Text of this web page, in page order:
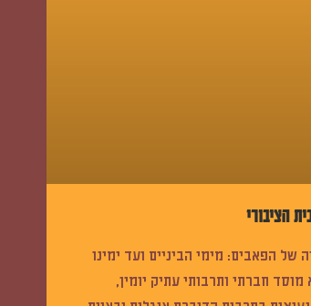
הציבורי
של הפאבים: מימי הביניים ועד ימינו
חברתי ותרבותי עתיק יומין,